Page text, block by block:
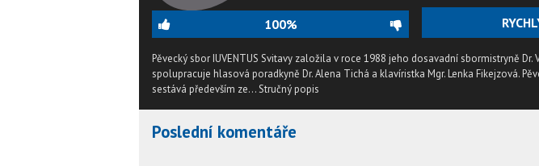
100%
Pěvecký sbor IUVENTUS Svitavy založila v roce 1988 jeho dosavadní sbormistryně Dr.
spolupracuje hlasová poradkyně Dr. Alena Tichá a klavíristka Mgr. Lenka Fikejzová.
sestává především ze...Stručný popis
Poslední komentáře